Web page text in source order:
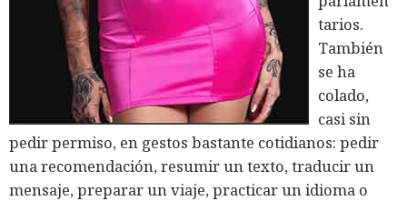
tarios.
También
se ha
colado,
casi sin
pedir permiso, en gestos bastante cotidianos: pedir
una recomendación, resumir un texto, traducir un
mensaje, preparar un viaje, practicar un idioma o